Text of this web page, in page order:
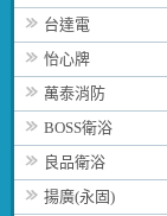
台達電
怡心牌
萬泰消防
BOSS衛浴
良品衛浴
揚廣(永固)